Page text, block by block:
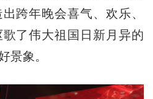
跨年晚会喜气、欢乐、
了伟大祖国日新月异的
景象。